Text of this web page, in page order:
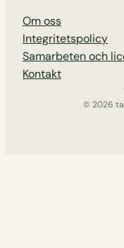
Om oss
Integritetspolicy
Samarbeten och
Kontakt
© 2026